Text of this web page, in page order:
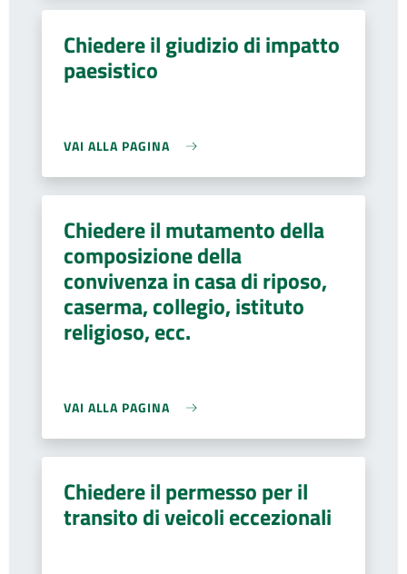
Chiedere il giudizio di impatto
paesistico
VAI ALLA PAGINA
Chiedere il mutamento della
composizione della
convivenza in casa di riposo,
caserma, collegio, istituto
religioso, ecc.
VAI ALLA PAGINA
Chiedere il permesso per il
transito di veicoli eccezionali